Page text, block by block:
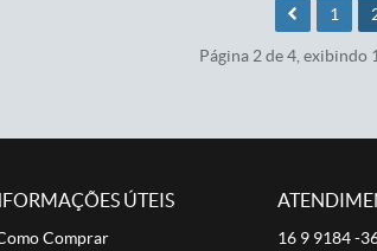
1
Página 2 de 4, exibindo
ÚTEIS
Comprar
16 9 9184 -